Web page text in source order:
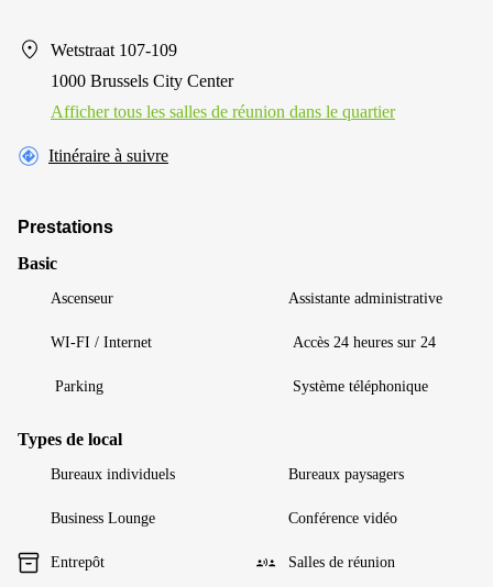
Wetstraat 107-109
1000 Brussels City Center
Afficher tous les salles de réunion dans le quartier
Itinéraire à suivre
Prestations
Basic
Ascenseur Assistante administrative
WI-FI / Internet Accès 24 heures sur 24
Parking Système téléphonique
Types de local
Bureaux individuels Bureaux paysagers
Business Lounge Conférence vidéo
Entrepôt Salles de réunion